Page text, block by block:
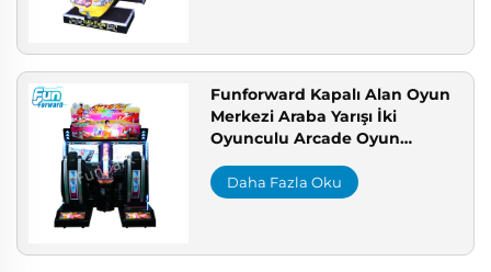
Funforward Kapalı Alan Oyun
Merkezi Araba Yarışı İki
Oyunculu Arcade Oyun
Ekipmanı Simülatör Oyunlar
Yarışı
Daha Fazla Oku